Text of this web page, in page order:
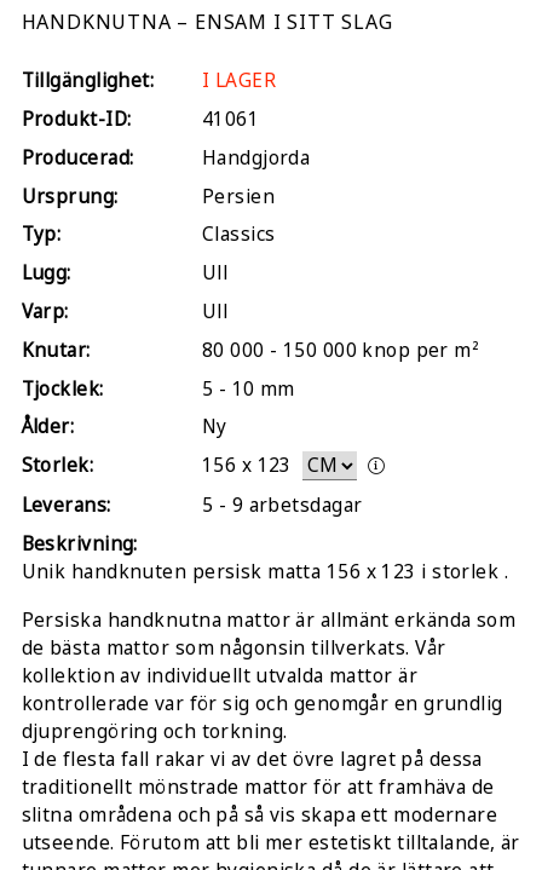
HANDKNUTNA – ENSAM I SITT SLAG
Tillgänglighet:
I LAGER
Produkt-ID:
41061
Producerad:
Handgjorda
Ursprung:
Persien
Typ:
Classics
Lugg:
Ull
Varp:
Ull
Knutar:
80 000 - 150 000 knop per m²
Tjocklek:
5 - 10 mm
Ålder:
Ny
Storlek:
156 x 123
Leverans:
5 - 9 arbetsdagar
Beskrivning:
Unik handknuten persisk matta 156 x 123 i storlek .
Persiska handknutna mattor är allmänt erkända som
de bästa mattor som någonsin tillverkats. Vår
kollektion av individuellt utvalda mattor är
kontrollerade var för sig och genomgår en grundlig
djuprengöring och torkning.
I de flesta fall rakar vi av det övre lagret på dessa
traditionellt mönstrade mattor för att framhäva de
slitna områdena och på så vis skapa ett modernare
utseende. Förutom att bli mer estetiskt tilltalande, är